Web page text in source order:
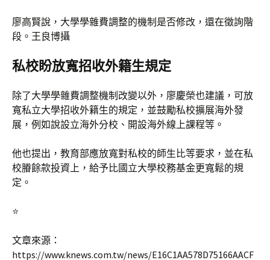
廖高賢說，大學學雜費調整的機制是否修改，還在徵詢階
段。王良博攝
私校盼放寬招收外籍生規定
除了大學學雜費調整機制改變以外，廖慶榮也建議，可放
寬私立大學招收外籍生的規定，並鼓勵私校擴展海外發
展，例如說設立海外分校、開設海外線上課程等。
他也提出，教育部應放寬對私校的師生比等要求，並在私
校膡餘款投資上，給予比國立大學校務基金更寬鬆的規
定。
⭐️
文章來源：
https://www.knews.com.tw/news/E16C1AA578D75166AACF